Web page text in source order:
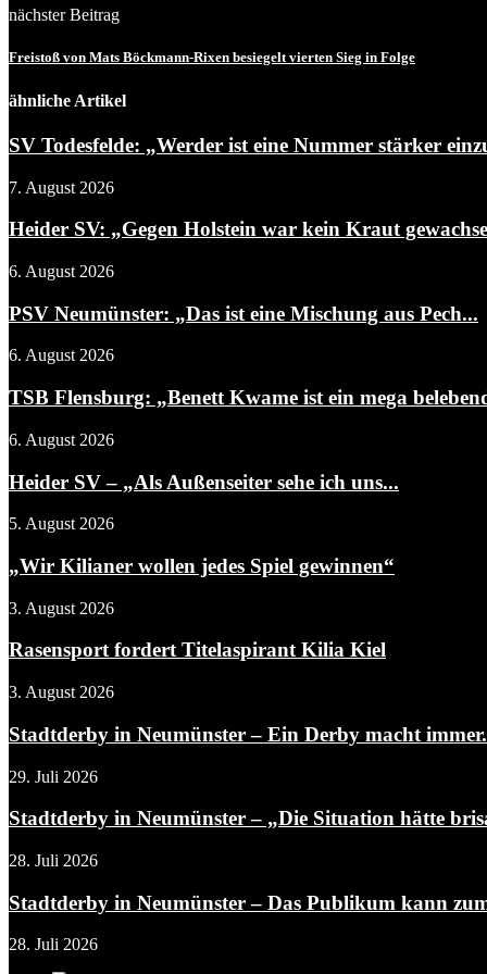
nächster Beitrag
Freistoß von Mats Böckmann-Rixen besiegelt vierten Sieg in Folge
ähnliche Artikel
SV Todesfelde: „Werder ist eine Nummer stärker
7. August 2026
Heider SV: „Gegen Holstein war kein Kraut
6. August 2026
PSV Neumünster: „Das ist eine Mischung aus Pech...
6. August 2026
TSB Flensburg: „Benett Kwame ist ein mega
6. August 2026
Heider SV – „Als Außenseiter sehe ich uns...
5. August 2026
„Wir Kilianer wollen jedes Spiel gewinnen“
3. August 2026
Rasensport fordert Titelaspirant Kilia Kiel
3. August 2026
Stadtderby in Neumünster – Ein Derby macht
29. Juli 2026
Stadtderby in Neumünster – „Die Situation hätte
28. Juli 2026
Stadtderby in Neumünster – Das Publikum kann
28. Juli 2026